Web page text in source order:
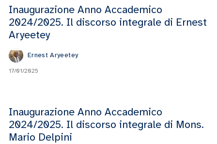
Inaugurazione Anno Accademico
2024/2025. Il discorso integrale di Ernest
Aryeetey
Ernest Aryeetey
17/01/2025
Inaugurazione Anno Accademico
2024/2025. Il discorso integrale di Mons.
Mario Delpini